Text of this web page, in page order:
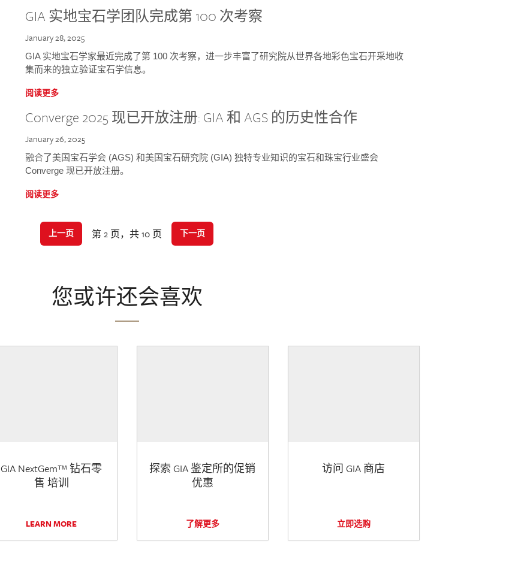
GIA 实地宝石学团队完成第 100 次考察
January 28, 2025
GIA 实地宝石学家最近完成了第 100 次考察，进一步丰富了研究院从世界各地彩色宝石开采地收
集而来的独立验证宝石学信息。
阅读更多
Converge 2025 现已开放注册: GIA 和 AGS 的历史性合作
January 26, 2025
融合了美国宝石学会 (AGS) 和美国宝石研究院 (GIA) 独特专业知识的宝石和珠宝行业盛会
Converge 现已开放注册。
阅读更多
上一页 第 2 页，共 10 页 下一页
您或许还会喜欢
GIA NextGem™ 钻石零
售 培训
LEARN MORE
探索 GIA 鉴定所的促销
优惠
了解更多
访问 GIA 商店
立即选购